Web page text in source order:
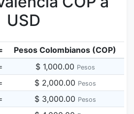
USD
Pesos Colombianos (COP)
$ 1,000.00 Pesos
$ 2,000.00 Pesos
$ 3,000.00 Pesos